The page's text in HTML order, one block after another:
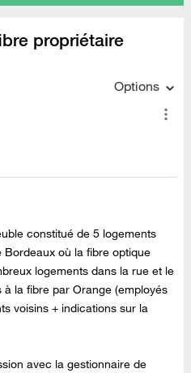
propriétaire
Options
constitué de 5 logements
où la fibre optique
logements dans la rue et le
la fibre par Orange (employés
voisins + indications sur la
avec la gestionnaire de